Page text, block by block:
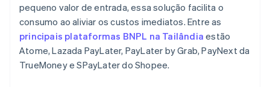
pequeno valor de entrada, essa solução facilita o
consumo ao aliviar os custos imediatos. Entre as
principais plataformas BNPL na Tailândia estão
Atome, Lazada PayLater, PayLater by Grab, PayNext da
TrueMoney e SPayLater do Shopee.